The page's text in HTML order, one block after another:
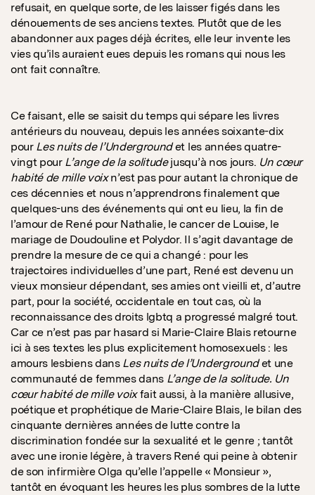
refusait, en quelque sorte, de les laisser figés dans les
dénouements de ses anciens textes. Plutôt que de les
abandonner aux pages déjà écrites, elle leur invente les
vies qu’ils auraient eues depuis les romans qui nous les
ont fait connaître.
Ce faisant, elle se saisit du temps qui sépare les livres
antérieurs du nouveau, depuis les années soixante-dix
pour Les nuits de l’Undergroundet les années quatre-
vingt pour L’ange de la solitudejusqu’à nos jours. Un cœur
habité de mille voixn’est pas pour autant la chronique de
ces décennies et nous n’apprendrons finalement que
quelques-uns des événements qui ont eu lieu, la fin de
l’amour de René pour Nathalie, le cancer de Louise, le
mariage de Doudouline et Polydor. Il s’agit davantage de
prendre la mesure de ce qui a changé : pour les
trajectoires individuelles d’une part, René est devenu un
vieux monsieur dépendant, ses amies ont vieilli et, d’autre
part, pour la société, occidentale en tout cas, où la
reconnaissance des droits lgbtq a progressé malgré tout.
Car ce n’est pas par hasard si Marie-Claire Blais retourne
ici à ses textes les plus explicitement homosexuels : les
amours lesbiens dans Les nuits de l’Undergroundet une
communauté de femmes dans L’ange de la solitude. Un
cœur habité de mille voixfait aussi, à la manière allusive,
poétique et prophétique de Marie-Claire Blais, le bilan des
cinquante dernières années de lutte contre la
discrimination fondée sur la sexualité et le genre ; tantôt
avec une ironie légère, à travers René qui peine à obtenir
de son infirmière Olga qu’elle l’appelle « Monsieur »,
tantôt en évoquant les heures les plus sombres de la lutte